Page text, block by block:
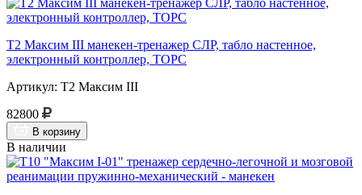
Т2 Максим III манекен-тренажер СЛР, табло настенное,
электронный контроллер, ТОРС
Артикул: Т2 Максим III
82800
В корзину
В наличии